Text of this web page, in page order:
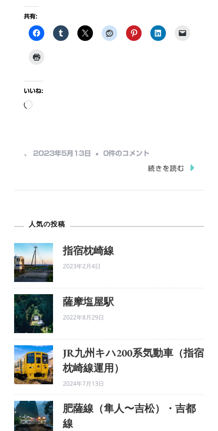
共有:
いいね:
読
中…
、 2023年5月13日 鴨
水
ー
へ
0件のコメント
続きを読む
人気の投稿
指宿枕崎線
2023年2月4日
薩摩塩屋駅
2022年8月29日
JR九州キハ200系気動車（指宿
枕崎線運用）
2024年7月13日
肥薩線（隼人〜吉松）・吉都
線